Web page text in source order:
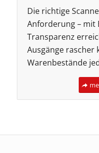
Die richtige
Anforderung – mit
Transparenz
Ausgänge rascher
Warenbestände